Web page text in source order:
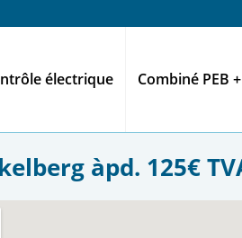
électrique Combiné PEB +
àpd. 125€